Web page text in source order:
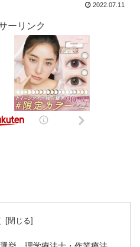
2022.07.11
ーリンク